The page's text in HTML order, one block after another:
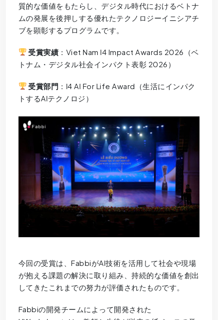
質的な価値をもたらし、デジタル時代におけるベトナ
ムの発展を後押しする優れたテクノロジーイニシアチ
ブを顕彰するプログラムです。
受賞実績：Viet Nam I4 Impact Awards 2026（ベ
トナム・デジタル社会インパクト表彰 2026）
受賞部門 ：I4 AI For Life Award（生活にインパク
トするAIテクノロジ）
今回の受賞は、FabbiがAI技術を活用して社会や現場
が抱える課題の解決に取り組み、持続的な価値を創出
してきたこれまでの努力が評価されたものです。
Fabbiの開発チームによって開発された